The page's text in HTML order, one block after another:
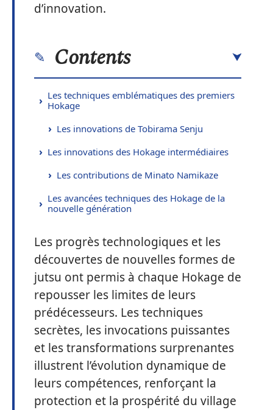
d’innovation.
Contents
Les techniques emblématiques des premiers
Hokage
Les innovations de Tobirama Senju
Les innovations des Hokage intermédiaires
Les contributions de Minato Namikaze
Les avancées techniques des Hokage de la
nouvelle génération
Les progrès technologiques et les
découvertes de nouvelles formes de
jutsu ont permis à chaque Hokage de
repousser les limites de leurs
prédécesseurs. Les techniques
secrètes, les invocations puissantes
et les transformations surprenantes
illustrent l’évolution dynamique de
leurs compétences, renforçant la
protection et la prospérité du village